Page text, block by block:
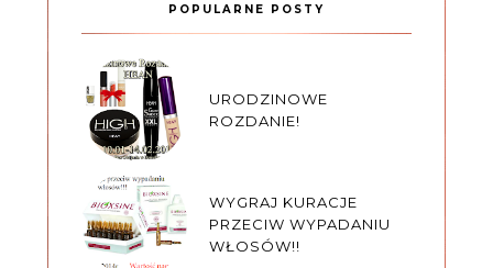
POPULARNE POSTY
URODZINOWE
ROZDANIE!
WYGRAJ KURACJE
PRZECIW WYPADANIU
WŁOSÓW!!